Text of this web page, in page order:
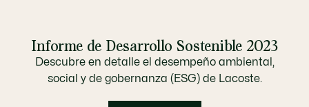
Informe de Desarrollo Sostenible 2023
Descubre en detalle el desempeño ambiental,
social y de gobernanza (ESG) de Lacoste.